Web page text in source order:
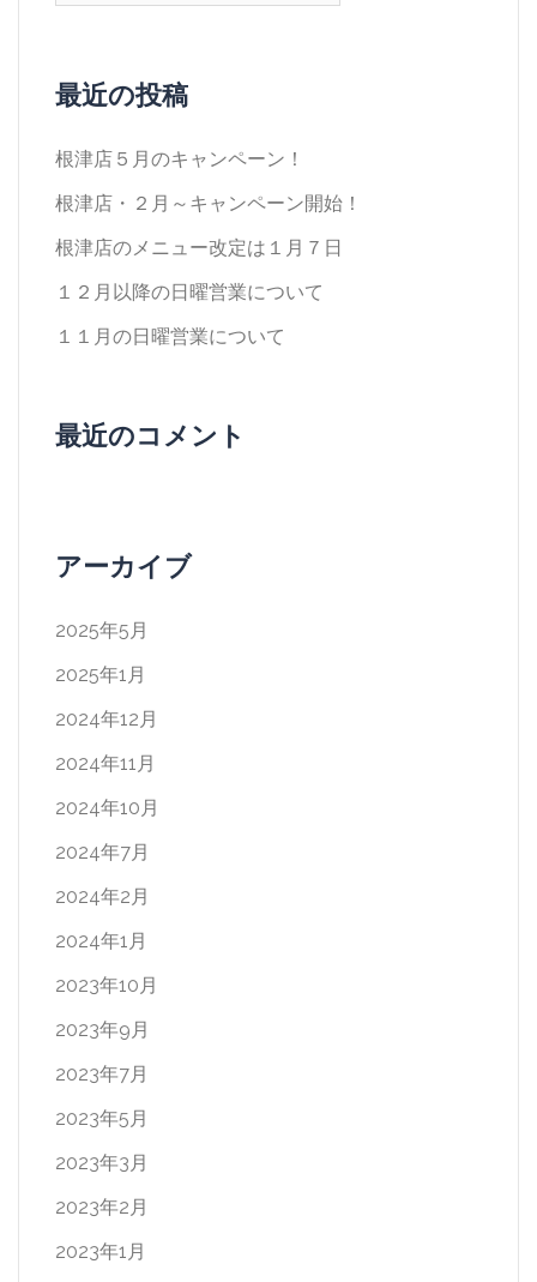
最近の投稿
根津店５月のキャンペーン！
根津店・２月～キャンペーン開始！
根津店のメニュー改定は１月７日
１２月以降の日曜営業について
１１月の日曜営業について
最近のコメント
アーカイブ
2025年5月
2025年1月
2024年12月
2024年11月
2024年10月
2024年7月
2024年2月
2024年1月
2023年10月
2023年9月
2023年7月
2023年5月
2023年3月
2023年2月
2023年1月